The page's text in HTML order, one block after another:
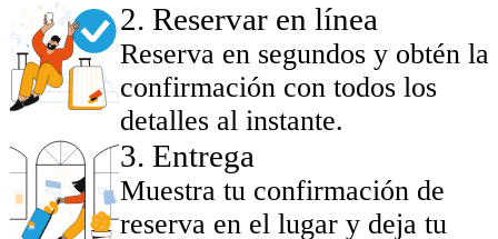
2. Reservar en línea
Reserva en segundos y obtén la
confirmación con todos los
detalles al instante.
3. Entrega
Muestra tu confirmación de
reserva en el lugar y deja tu